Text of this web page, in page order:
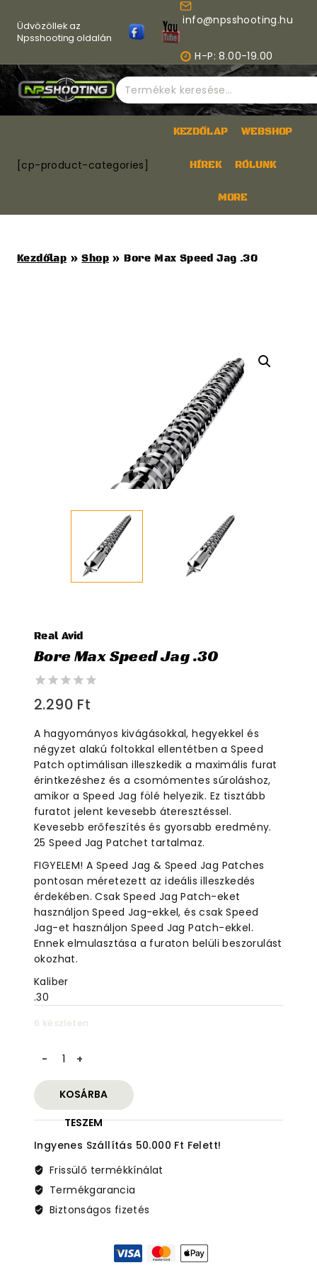
content
Üdvözöllek az
Npsshooting oldalán
info@npsshooting.hu
H-P: 8.00-19.00
Keresés
a
következőre:
[cp-product-categories]
KEZDŐLAP WEBSHOP
HÍREK RÓLUNK
MORE
Kezdőlap »Shop »Bore Max Speed Jag .30
Real Avid
Bore Max Speed Jag .30
0
out
5
2.290 Ft
A hagyományos kivágásokkal, hegyekkel és
négyzet alakú foltokkal ellentétben a Speed ​​
Patch optimálisan illeszkedik a maximális furat
érintkezéshez és a csomómentes súroláshoz,
amikor a Speed ​​Jag fölé helyezik. Ez tisztább
furatot jelent kevesebb áteresztéssel.
Kevesebb erőfeszítés és gyorsabb eredmény.
25 Speed ​​Jag Patchet tartalmaz.
FIGYELEM! A Speed ​​Jag & Speed ​​Jag Patches
pontosan méretezett az ideális illeszkedés
érdekében. Csak Speed ​​Jag Patch-eket
használjon Speed ​​Jag-ekkel, és csak Speed ​​
Jag-et használjon Speed ​​Jag Patch-ekkel.
Ennek elmulasztása a furaton belüli beszorulást
okozhat.
Kaliber
.30
6 készleten
Bore
Speed
Jag
.30
mennyiség
KOSÁRBA
TESZEM
Ingyenes Szállítás 50.000 Ft Felett!
Frissülő termékkínálat
Termékgarancia
Biztonságos fizetés